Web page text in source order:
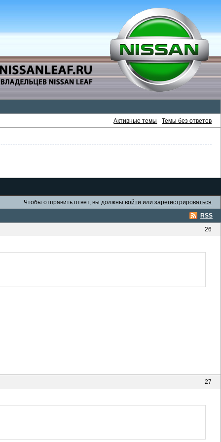
Активные темы Темы без ответов
Чтобы отправить ответ, вы должны войти или зарегистрироваться
RSS
26
27